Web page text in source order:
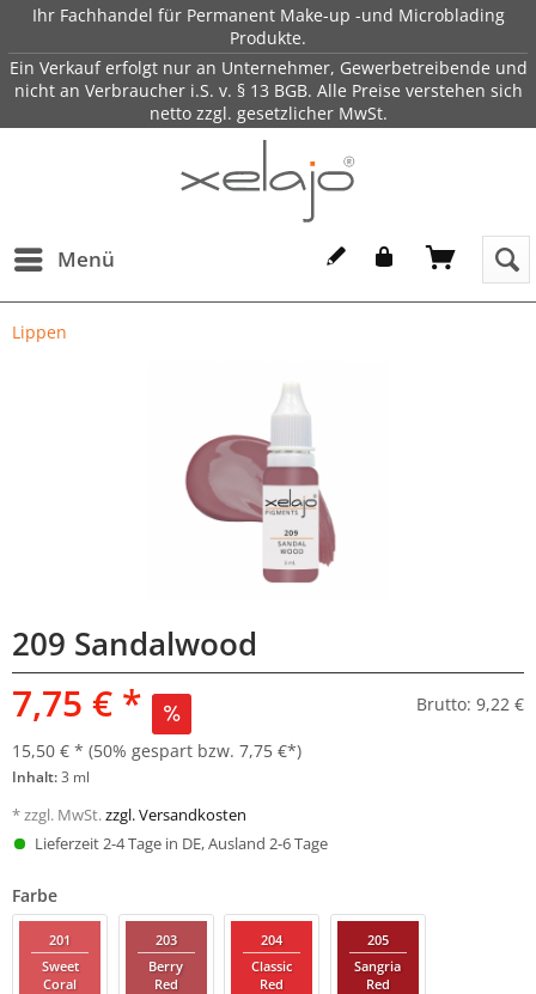
Ihr Fachhandel für Permanent Make-up -und Microblading
Produkte.
Ein Verkauf erfolgt nur an Unternehmer, Gewerbetreibende und
nicht an Verbraucher i.S. v. § 13 BGB. Alle Preise verstehen sich
netto zzgl. gesetzlicher MwSt.
Menü
Lippen
209 Sandalwood
7,75 € * Brutto: 9,22 €
15,50 € * (50% gespart bzw. 7,75 €*)
Inhalt:3 ml
* zzgl. MwSt.zzgl. Versandkosten
Lieferzeit 2-4 Tage in DE, Ausland 2-6 Tage
Farbe
201
Sweet
Coral
203
Berry
Red
204
Classic
Red
205
Sangria
Red